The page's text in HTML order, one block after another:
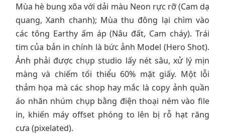
Mùa hè bung xõa với dải màu Neon rực rỡ (Cam dạ
quang, Xanh chanh); Mùa thu đông lại chìm vào
các tông Earthy ấm áp (Nâu đất, Cam cháy). Trái
tim của bản in chính là bức ảnh Model (Hero Shot).
Ảnh phải được chụp studio lấy nét sâu, xử lý mịn
màng và chiếm tối thiểu 60% mặt giấy. Một lỗi
thảm họa mà các shop hay mắc là copy ảnh quần
áo nhăn nhúm chụp bằng điện thoại ném vào file
in, khiến máy offset phóng to lên bị rỗ hạt răng
cưa (pixelated).